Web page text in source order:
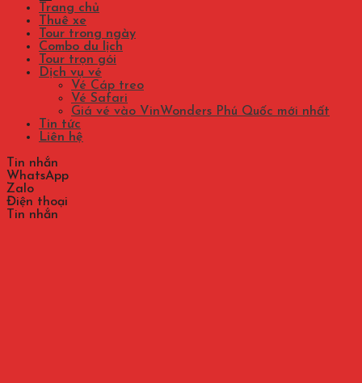
Trang chủ
Thuê xe
Tour trong ngày
Combo du lịch
Tour trọn gói
Dịch vụ vé
Vé Cáp treo
Vé Safari
Giá vé vào VinWonders Phú Quốc mới nhất
Tin tức
Liên hệ
Tin nhắn
WhatsApp
Zalo
Điện thoại
Tin nhắn